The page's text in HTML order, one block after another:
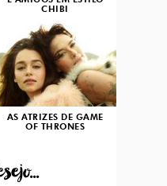
CHIBI
AS ATRIZES DE GAME
OF THRONES